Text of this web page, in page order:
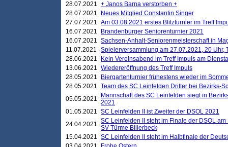
28.07.2021 + Janos Barna verstorben +
28.07.2021
Neues Mitglied Constantin Singer
27.07.2021 Am 03.08.2021 erstes Blitzturnier im Treff
16.07.2021
Brandenburger Seniorenturnier 2021
16.07.2021 Sachsen-Anhalt-Seniorenmeisterschaft in
11.07.2021
Spielerversammlung am 27.07.2021, 20 Uhr,
28.06.2021
Kein Vereinsabend im Treff Impuls am
13.06.2021 Wiedereröffnung des Treff Impuls
28.05.2021
Biergartenturnier frühestens wieder im
28.05.2021 Team des SC Leinfelden Dritter bei Bezirks-
05.05.2021
Mannschaft des SC Leinfelden siegt in
2021
01.05.2021 SC Leinfelden II ist Zweiter der DSOL 2021
24.04.2021 SC Leinfelden II steht im Finale der DSOL
SV Türme Billerbeck
15.04.2021 SC Leinfelden II steht im Halbfinale der